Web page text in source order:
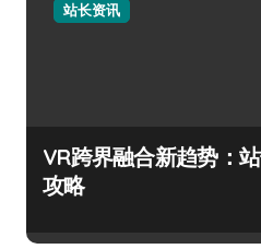
站长资讯
VR跨界融合新趋势：
攻略